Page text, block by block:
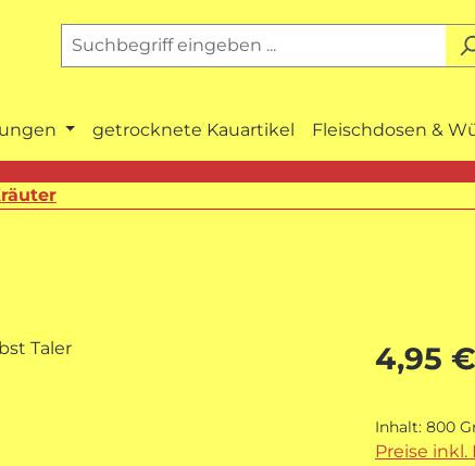
getrocknete Kauartikel Fleischdosen &
Regulärer
4,95 €
Inhalt: 800
Preise